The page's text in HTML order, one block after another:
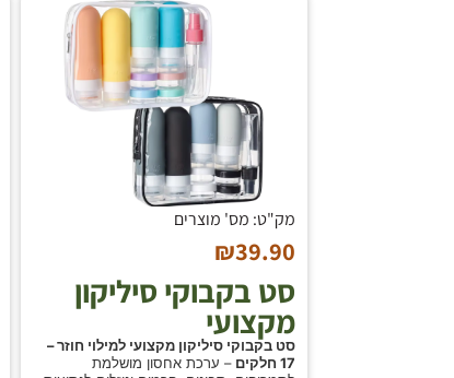
מק"ט: מס' מוצרים
₪39.90
סט בקבוקי סיליקון
מקצועי
סט בקבוקי סיליקון מקצועי למילוי חוזר –
17 חלקים
– ערכת אחסון מושלמת